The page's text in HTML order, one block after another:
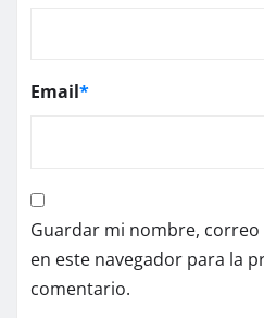
Email*
Guardar mi nombre,
en este navegador para la
comentario.